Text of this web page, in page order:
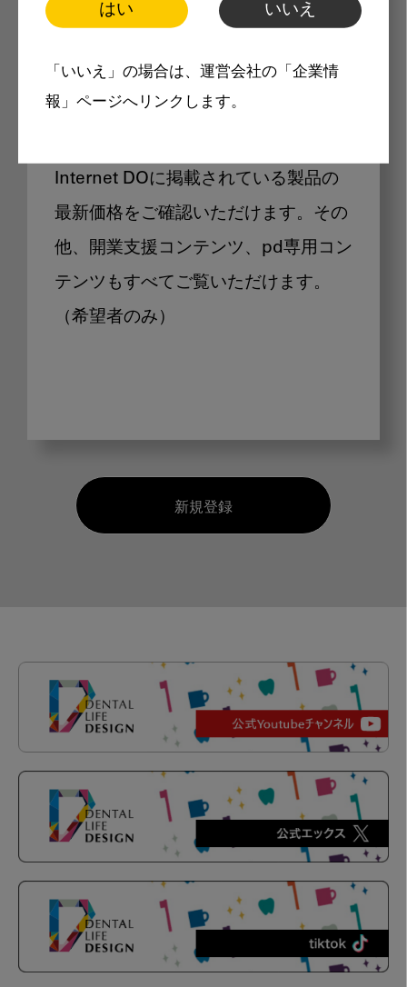
はい いいえ
「いいえ」の場合は、運営会社の「企業情
報」ページへリンクします。
製品価格も閲覧可能
Internet DOに掲載されている製品の
最新価格をご確認いただけます。その
他、開業支援コンテンツ、pd専用コン
テンツもすべてご覧いただけます。
（希望者のみ）
新規登録